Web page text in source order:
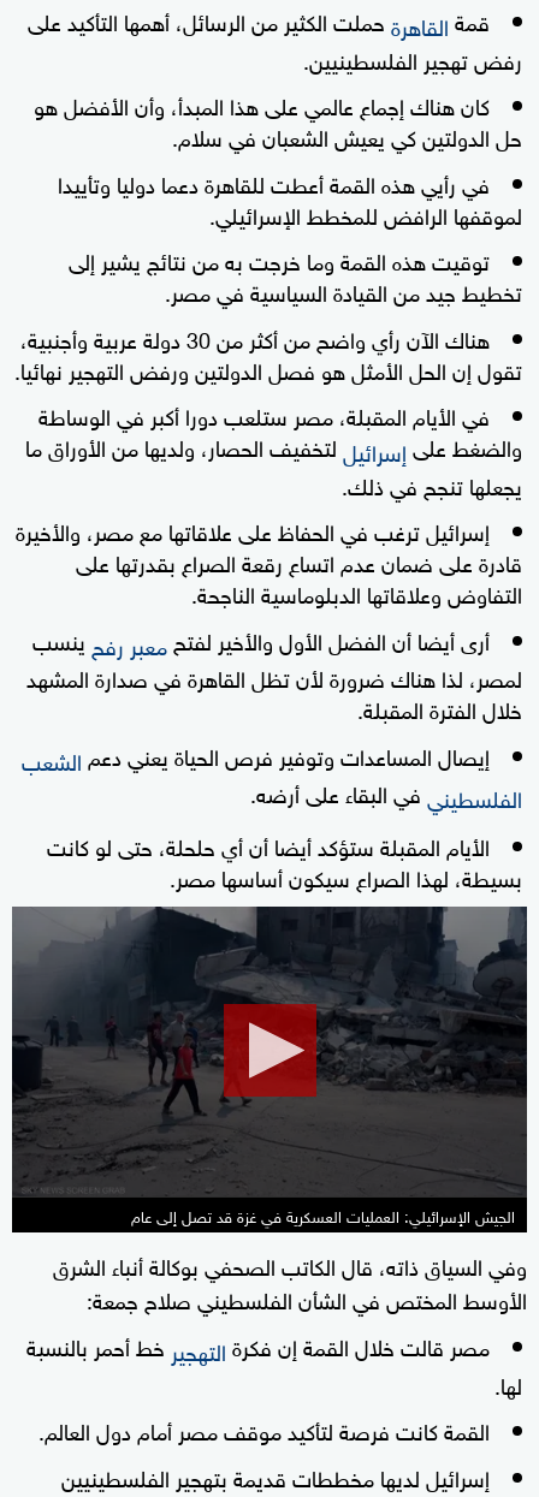
قمةالقاهرةحملت الكثير من الرسائل، أهمها التأكيد على
رفض تهجير الفلسطينيين.
كان هناك إجماع عالمي على هذا المبدأ، وأن الأفضل هو
حل الدولتين كي يعيش الشعبان في سلام.
في رأيي هذه القمة أعطت للقاهرة دعما دوليا وتأييدا
لموقفها الرافض للمخطط الإسرائيلي.
توقيت هذه القمة وما خرجت به من نتائج يشير إلى
تخطيط جيد من القيادة السياسية في مصر.
هناك الآن رأي واضح من أكثر من 30 دولة عربية وأجنبية،
تقول إن الحل الأمثل هو فصل الدولتين ورفض التهجير نهائيا.
في الأيام المقبلة، مصر ستلعب دورا أكبر في الوساطة
والضغط علىإسرائيللتخفيف الحصار، ولديها من الأوراق ما
يجعلها تنجح في ذلك.
إسرائيل ترغب في الحفاظ على علاقاتها مع مصر، والأخيرة
قادرة على ضمان عدم اتساع رقعة الصراع بقدرتها على
التفاوض وعلاقاتها الدبلوماسية الناجحة.
أرى أيضا أن الفضل الأول والأخير لفتحمعبر رفح ينسب
لمصر، لذا هناك ضرورة لأن تظل القاهرة في صدارة المشهد
خلال الفترة المقبلة.
إيصال المساعدات وتوفير فرص الحياة يعني دعم الشعب
الفلسطينيفي البقاء على أرضه.
الأيام المقبلة ستؤكد أيضا أن أي حلحلة، حتى لو كانت
بسيطة، لهذا الصراع سيكون أساسها مصر.
minutes,
seconds
الجيش الإسرائيلي: العمليات العسكرية في غزة قد تصل إلى عام
وفي السياق ذاته، قال الكاتب الصحفي بوكالة أنباء الشرق
الأوسط المختص في الشأن الفلسطيني صلاح جمعة:
مصر قالت خلال القمة إن فكرةالتهجير خط أحمر بالنسبة
لها.
القمة كانت فرصة لتأكيد موقف مصر أمام دول العالم.
إسرائيل لديها مخططات قديمة بتهجير الفلسطينيين